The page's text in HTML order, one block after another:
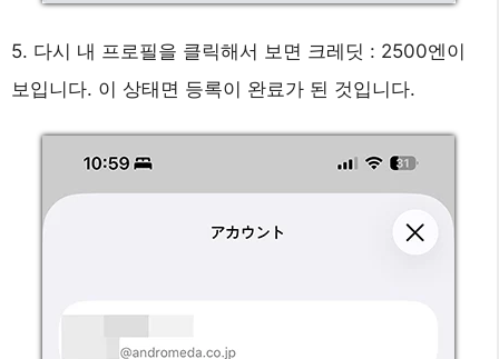
5. 다시 내 프로필을 클릭해서 보면 크레딧 : 2500엔이
보입니다. 이 상태면 등록이 완료가 된 것입니다.